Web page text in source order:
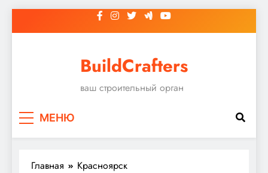
к
BuildCrafters
ваш строительный орган
МЕНЮ
Главная Красноярск